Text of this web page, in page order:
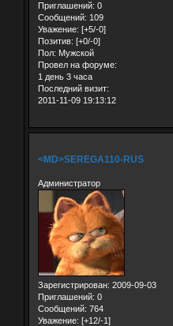
Приглашений: 0
Сообщений: 109
Уважение: [+5/-0]
Позитив: [+0/-0]
Пол: Мужской
Провел на форуме:
1 день 3 часа
Последний визит:
2011-11-09 19:13:12
<MD>SEREGA110-RUS
Администратор
Зарегистрирован: 2009-09-03
Приглашений: 0
Сообщений: 764
Уважение: [+12/-1]